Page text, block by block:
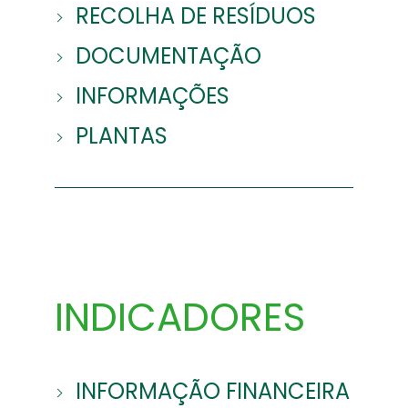
RECOLHA DE RESÍDUOS
DOCUMENTAÇÃO
INFORMAÇÕES
PLANTAS
INDICADORES
INFORMAÇÃO FINANCEIRA